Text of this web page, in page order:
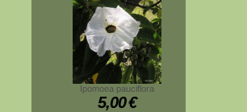
Ipomoea pauciflora
5,00€